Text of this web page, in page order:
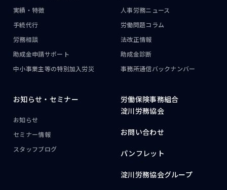
実績・特徴
手続代行
労務相談
助成金申請サポート
中小事業主等の特別加入労災
人事労務ニュース
労働問題コラム
法改正情報
助成金診断
事務所通信バックナンバー
お知らせ・ セミナー
お知らせ
セミナー情報
スタッフブログ
労働保険事務組合
淀川労務協会
お問い合わせ
パンフレット
淀川労務協会グループ